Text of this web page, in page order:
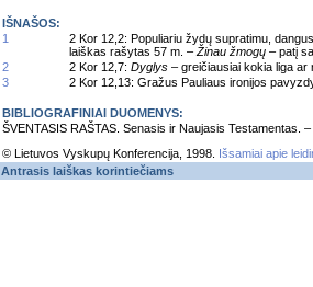
IŠNAŠOS:
1
2 Kor 12,2: Populiariu žydų supratimu,
laiškas rašytas 57 m. – Žinau žmogų – patį
2
2 Kor 12,7: Dyglys – greičiausiai kokia liga ar
3
2 Kor 12,13: Gražus Pauliaus ironijos
BIBLIOGRAFINIAI DUOMENYS:
ŠVENTASIS RAŠTAS. Senasis ir Naujasis Testamentas.
© Lietuvos Vyskupų Konferencija, 1998.
Išsamiai apie
Antrasis laiškas korintiečiams